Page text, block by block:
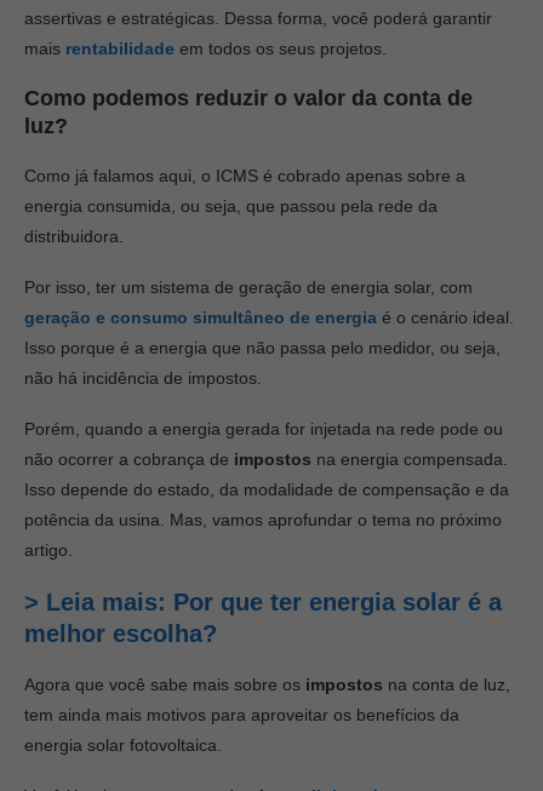
assertivas e estratégicas. Dessa forma, você poderá garantir
mais rentabilidade em todos os seus projetos.
Como podemos reduzir o valor da conta de
luz?
Como já falamos aqui, o ICMS é cobrado apenas sobre a
energia consumida, ou seja, que passou pela rede da
distribuidora.
Por isso, ter um sistema de geração de energia solar, com
geração e consumo simultâneo de energia é o cenário ideal.
Isso porque é a energia que não passa pelo medidor, ou seja,
não há incidência de impostos.
Porém, quando a energia gerada for injetada na rede pode ou
não ocorrer a cobrança de impostos na energia compensada.
Isso depende do estado, da modalidade de compensação e da
potência da usina. Mas, vamos aprofundar o tema no próximo
artigo.
> Leia mais: Por que ter energia solar é a
melhor escolha?
Agora que você sabe mais sobre os impostos na conta de luz,
tem ainda mais motivos para aproveitar os benefícios da
energia solar fotovoltaica.